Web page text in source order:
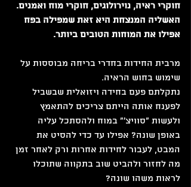
חוקרי ראיה, נוירולוגים, חוקרי מוח ואמנים.
האשליה המנצחת היא זאת שמפילה בפח
אפילו את המוחות הטובים ביותר.
מרבית החידות בחדרי בריחה מבוססות על
שימוש בחוש הראיה.
נתקלתם פעם בחידה ויזואלית שבשביל
לפענח אותה הייתם צריכים להתאמץ
ולעשות "סוויצ'" במוח ולהסתכל עליה
באופן שונה? אפילו עד כדי להסיט את
המבט, לעבור לחידות אחרות ורק לאחר זמן
מה לחזור ולהביט שוב בתקווה שתוכלו
לראות משהו שונה?